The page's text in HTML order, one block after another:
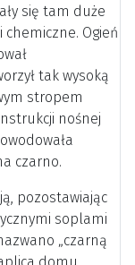
się tam duże
Ogień
tak wysoką
stropem
nośnej
czarno.
pozostawiając
soplami
„czarną